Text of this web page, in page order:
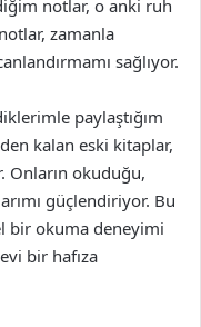
notlar, o anki ruh
zamanla
sağlıyor.
paylaştığım
kalan eski kitaplar,
Onların okuduğu,
güçlendiriyor. Bu
bir okuma deneyimi
bir hafıza